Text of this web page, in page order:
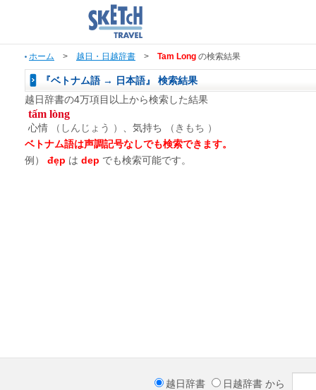
ホーム > 越日・日越辞書 > Tam Long の検索結果
『ベトナム語 → 日本語』 検索結果
越日辞書の4万項目以上から検索した結果
tấm lòng
心情 （しんじょう ） 、気持ち
（きもち ）
ベトナム語は声調記号なしでも検索できます。
例）
đẹp は dep でも検索可能です。
越日辞書 日越辞書 から